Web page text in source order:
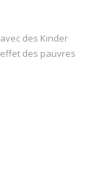
des Kinder
des pauvres